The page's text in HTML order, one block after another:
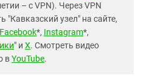
– с VPN). Через VPN
узел" на сайте,
Facebook*, Instagram*,
" и X. Смотреть видео
вYouTube.